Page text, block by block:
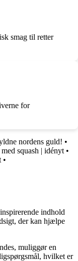
smag til retter
for
nordens guld! •
squash | idényt •
•
indhold
der kan hjælpe
muliggør en
hvilket er